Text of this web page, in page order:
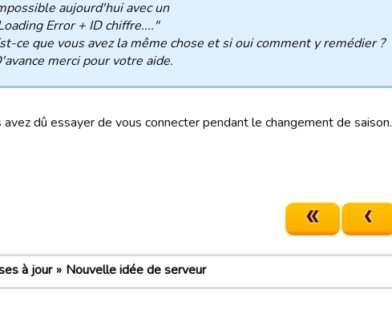
aujourd'hui avec un
Error + ID chiffre...."
ce que vous avez la même chose et si oui comment y remédier ?
merci pour votre aide.
avez dû essayer de vous connecter pendant le changement de saison.
à jour Nouvelle idée de serveur